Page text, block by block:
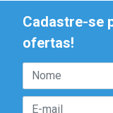
Cadastre-se
ofertas!